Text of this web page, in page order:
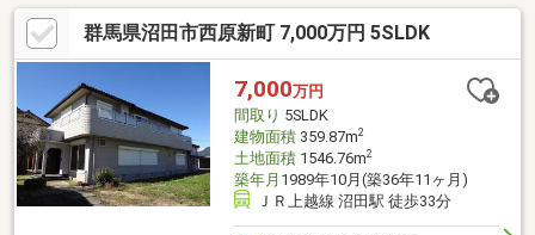
全域へ。『ビューハウス』
━━━━━━━━━━━━━━━━━━━━ ＼営業時間外
でも対応致します／ ≪営業時間≫ 9:00～19:00 .・♪キッ
ズスペース有◎お子様連れも大歓迎♪・.
群馬県沼田市西原新町 7,000万円 5SLDK
7,000万円
間取り 5SLDK
建物面積359.87m2
土地面積1546.76m2
築年月 1989年10月(築36年11ヶ月)
ＪＲ上越線 沼田駅 徒歩33分